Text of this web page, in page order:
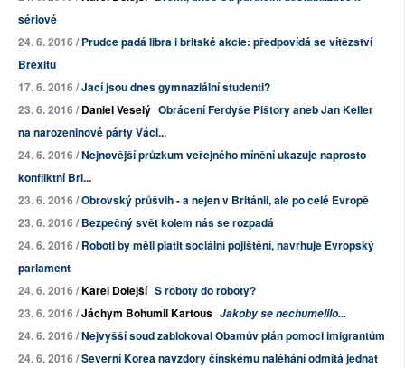
sériové
24. 6. 2016 /Prudce padá libra i britské akcie: předpovídá se vítězství
Brexitu
17. 6. 2016 /Jací jsou dnes gymnaziální studenti?
23. 6. 2016 /Daniel Veselý Obrácení Ferdyše Pištory aneb Jan Keller
na narozeninové párty Václ...
24. 6. 2016 /Nejnovější průzkum veřejného mínění ukazuje naprosto
konfliktní Bri...
23. 6. 2016 /Obrovský průšvih - a nejen v Británii, ale po celé Evropě
23. 6. 2016 /Bezpečný svět kolem nás se rozpadá
24. 6. 2016 /Roboti by měli platit sociální pojištění, navrhuje Evropský
parlament
24. 6. 2016 /Karel Dolejší S roboty do roboty?
23. 6. 2016 /Jáchym Bohumil Kartous Jakoby se nechumelilo...
24. 6. 2016 /Nejvyšší soud zablokoval Obamův plán pomoci imigrantům
24. 6. 2016 /Severní Korea navzdory čínskému naléhání odmítá jednat